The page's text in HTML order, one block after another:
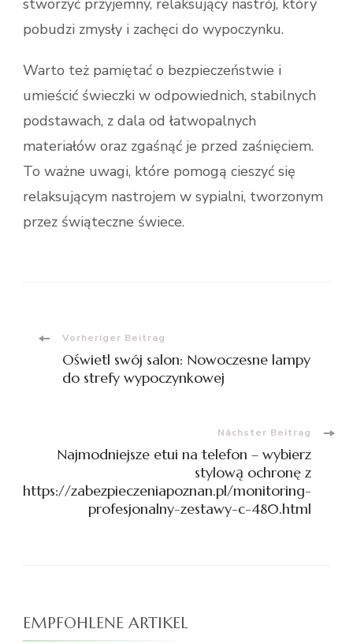
stworzyć przyjemny, relaksujący nastrój, który
pobudzi zmysły i zachęci do wypoczynku.
Warto też pamiętać o bezpieczeństwie i
umieścić świeczki w odpowiednich, stabilnych
podstawach, z dala od łatwopalnych
materiałów oraz zgaśnąć je przed zaśnięciem.
To ważne uwagi, które pomogą cieszyć się
relaksującym nastrojem w sypialni, tworzonym
przez świąteczne świece.
Beitragsnavigation
Vorheriger Beitrag
Oświetl swój salon: Nowoczesne lampy
do strefy wypoczynkowej
Nächster Beitrag
Najmodniejsze etui na telefon – wybierz
stylową ochronę z
https://zabezpieczeniapoznan.pl/monitoring-
profesjonalny-zestawy-c-480.html
EMPFOHLENE ARTIKEL